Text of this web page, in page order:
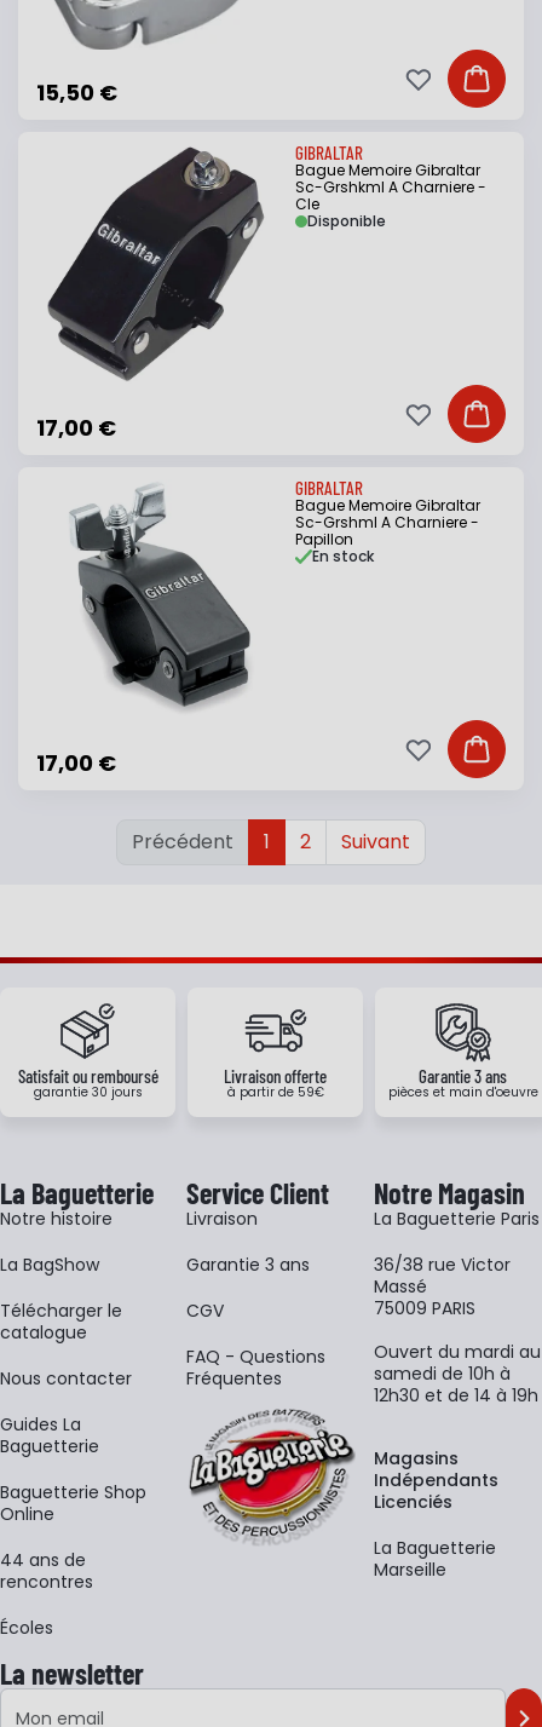
15,50 € Ajouter
Ajouter à ma
GIBRALTAR
Bague Memoire Gibraltar
Sc-Grshkml A Charniere -
Cle
17,00 €
Disponible
Ajouter
Ajouter à ma
GIBRALTAR
Bague Memoire Gibraltar
Sc-Grshml A Charniere -
Papillon
17,00 €
En stock
Ajouter
Ajouter à ma
Précédent 1 2 Suivant
Satisfait ou remboursé
garantie 30 jours
Livraison offerte
à partir de 59€
Garantie 3 ans
pièces et main d'oeuvre
La Baguetterie
Notre histoire
La BagShow
​Télécharger le
catalogue
Nous contacter
Guides La
Baguetterie
Baguetterie Shop
Online
44 ans de
rencontres
Écoles
Service Client
Livraison
Garantie 3 ans
CGV
FAQ - Questions
Fréquentes
Notre Magasin
La Baguetterie Paris
36/38 rue Victor
Massé
75009 PARIS
Ouvert du mardi au
samedi de 10h à
12h30 et de 14 à 19h
Magasins
Indépendants
Licenciés
La Baguetterie
Marseille
La newsletter
Adresse e-mail